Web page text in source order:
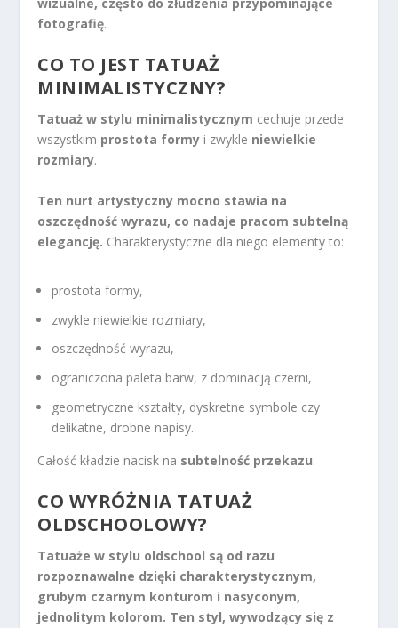
fotografię.
CO TO JEST TATUAŻ
MINIMALISTYCZNY?
Tatuaż w stylu minimalistycznym cechuje przede
wszystkim prostota formy i zwykle niewielkie
rozmiary.
Ten nurt artystyczny mocno stawia na
oszczędność wyrazu, co nadaje pracom subtelną
elegancję. Charakterystyczne dla niego elementy to:
prostota formy,
zwykle niewielkie rozmiary,
oszczędność wyrazu,
ograniczona paleta barw, z dominacją czerni,
geometryczne kształty, dyskretne symbole czy
delikatne, drobne napisy.
Całość kładzie nacisk na subtelność przekazu.
CO WYRÓŻNIA TATUAŻ
OLDSCHOOLOWY?
Tatuaże w stylu oldschool są od razu
rozpoznawalne dzięki charakterystycznym,
grubym czarnym konturom i nasyconym,
jednolitym kolorom. Ten styl, wywodzący się z